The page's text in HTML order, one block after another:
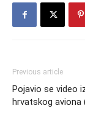
Previous article
Pojavio se video
hrvatskog aviona